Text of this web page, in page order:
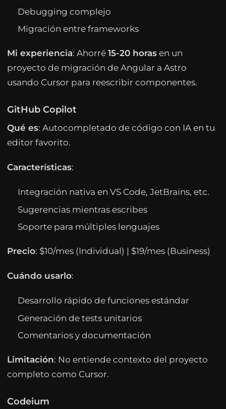
Debugging complejo
Migración entre frameworks
Mi experiencia: Ahorré 15-20 horasen un
proyecto de migración de Angular a Astro
usando Cursor para reescribir componentes.
GitHub Copilot
Qué es: Autocompletado de código con IA en tu
editor favorito.
Características:
Integración nativa en VS Code, JetBrains, etc.
Sugerencias mientras escribes
Soporte para múltiples lenguajes
Precio: $10/mes (Individual) | $19/mes (Business)
Cuándo usarlo:
Desarrollo rápido de funciones estándar
Generación de tests unitarios
Comentarios y documentación
Limitación: No entiende contexto del proyecto
completo como Cursor.
Codeium